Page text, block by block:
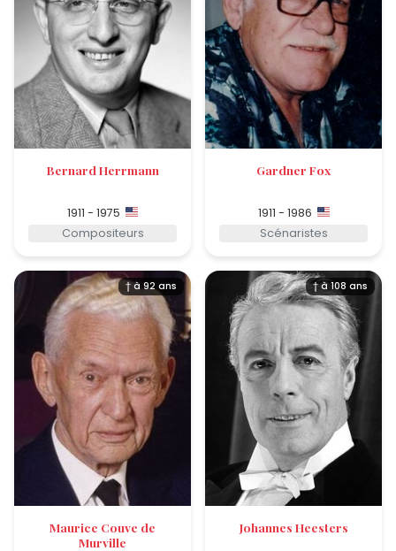
Bernard Herrmann
1911 - 1975
Compositeurs
Gardner Fox
1911 - 1986
Scénaristes
† à 92 ans
Maurice Couve de
Murville
† à 108 ans
Johannes Heesters